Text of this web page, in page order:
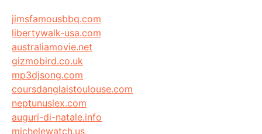
jimsfamousbbq.com
libertywalk-usa.com
australiamovie.net
gizmobird.co.uk
mp3djsong.com
coursdanglaistoulouse.com
neptunuslex.com
auguri-di-natale.info
michelewatch.us